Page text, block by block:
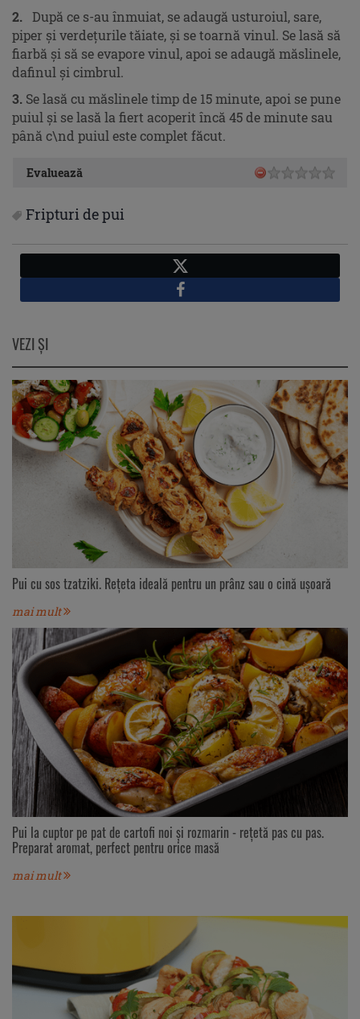
2. După ce s-au înmuiat, se adaugă usturoiul, sare,
piper şi verdeţurile tăiate, şi se toarnă vinul. Se lasă să
fiarbă şi să se evapore vinul, apoi se adaugă măslinele,
dafinul și cimbrul.
3. Se lasă cu măslinele timp de 15 minute, apoi se pune
puiul şi se lasă la fiert acoperit încă 45 de minute sau
până c\nd puiul este complet făcut.
Evaluează
Fripturi de pui
XFacebook
VEZI ŞI
Pui cu sos tzatziki. Rețeta ideală pentru un prânz sau o cină ușoară
mai mult
Pui la cuptor pe pat de cartofi noi și rozmarin - rețetă pas cu pas.
Preparat aromat, perfect pentru orice masă
mai mult